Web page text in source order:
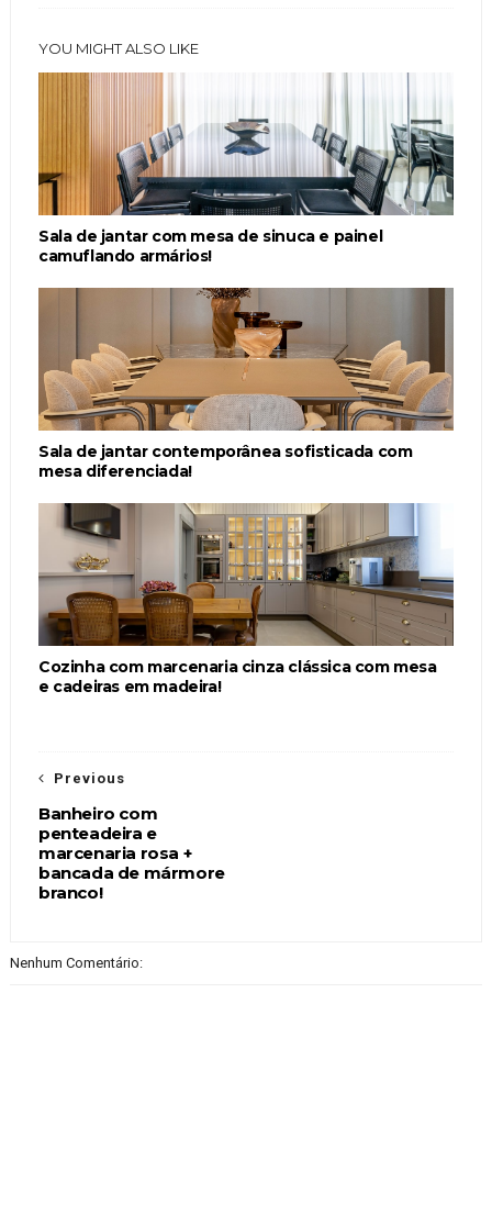
YOU MIGHT ALSO LIKE
Sala de jantar com mesa de sinuca e painel
camuflando armários!
Sala de jantar contemporânea sofisticada com
mesa diferenciada!
Cozinha com marcenaria cinza clássica com mesa
e cadeiras em madeira!
Previous
Banheiro com
penteadeira e
marcenaria rosa +
bancada de mármore
branco!
Nenhum Comentário: